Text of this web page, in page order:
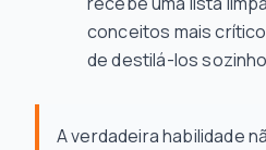
conceitos mais
de destilá-los
A verdadeira habilidade